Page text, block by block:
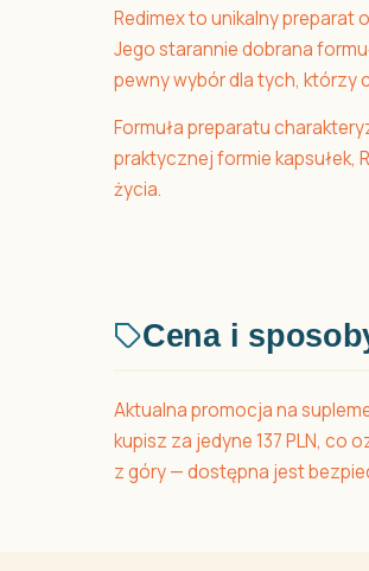
Redimex to unikalny preparat
Jego starannie dobrana
pewny wybór dla tych, którzy
Formuła preparatu
praktycznej formie kapsułek,
życia.
Cena i
Aktualna promocja na
kupisz za jedyne 137 PLN, co
z góry — dostępna jest